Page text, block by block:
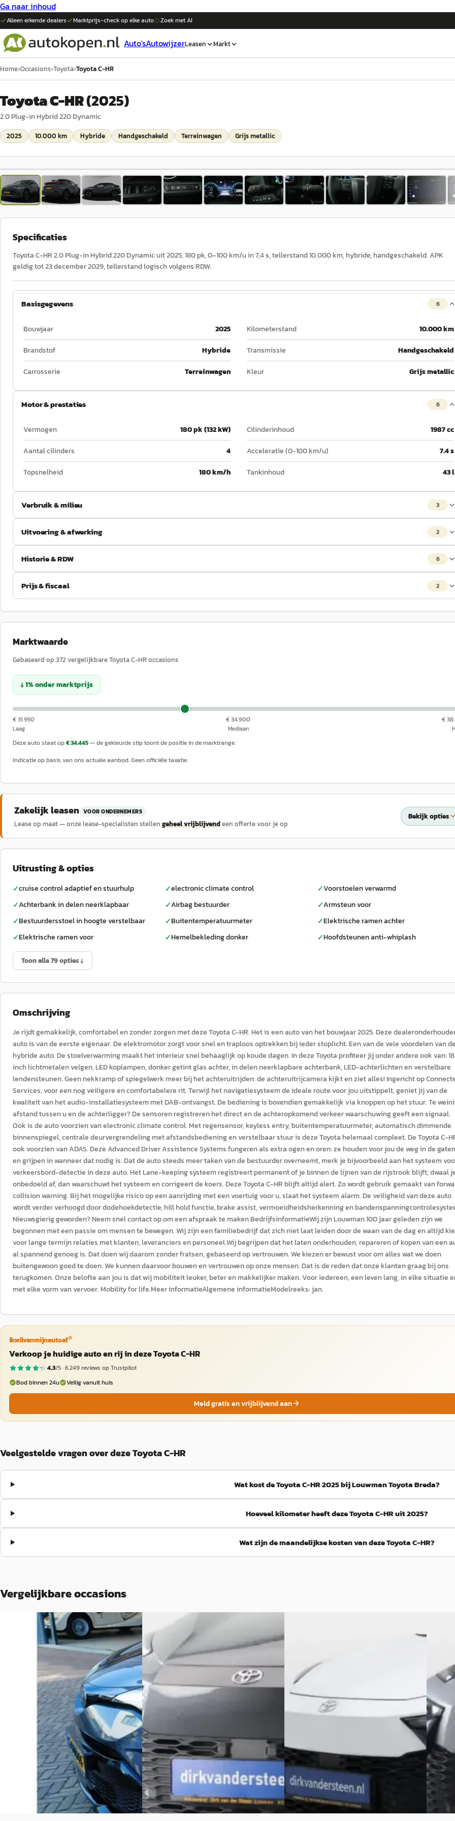
Ga naar inhoud
Alleen erkende dealers Marktprijs-check op elkeauto Zoek met AI
Auto'sAutowijzerLeasen Markt
Home›Occasions›Toyota›Toyota C-HR
Toyota C-HR(2025)
2.0 Plug-in Hybrid 220 Dynamic
2025 10.000 km Hybride Handgeschakeld Terreinwagen Grijs metallic
1
Specificaties
Toyota C-HR 2.0 Plug-in Hybrid 220 Dynamic uit 2025, 180 pk, 0–100 km/u in 7,4 s, tellerstand 10.000 km, hybride, handgeschakeld. APK
geldig tot 23 december 2029, tellerstand logisch volgens RDW.
Basisgegevens 6
Bouwjaar 2025 Kilometerstand
10.000 km
Brandstof
Hybride Transmissie
Handgeschakeld
Carrosserie
Terreinwagen Kleur Grijs metallic
Motor & prestaties 6
Vermogen 180 pk (132 kW) Cilinderinhoud
1987 cc
Aantal cilinders
4 Acceleratie (0-100 km/u)
7.4 s
Topsnelheid
180 km/h Tankinhoud 43 l
Verbruik & milieu 3
Uitvoering & afwerking 2
Historie & RDW 6
Prijs & fiscaal 2
Marktwaarde
Gebaseerd op 372 vergelijkbareToyotaC-HRoccasions
↓1%ondermarktprijs
€ 31.950
Laag
€ 34.900
Mediaan
€
Deze auto staat op€ 34.445— de gekleurde stip toont de positie in de marktrange.
Indicatie op basis van ons actuele aanbod. Geen officiële taxatie.
Zakelijk leasen VOOR ONDERNEMERS
Lease op maat — onze lease-specialisten stellen geheel vrijblijvendeen offerte voor je op
Bekijk opties
Uitrusting & opties
✓cruise control adaptief en stuurhulp ✓electronic climate control ✓Voorstoelen verwarmd
✓Achterbank in delen neerklapbaar ✓Airbag bestuurder ✓Armsteun voor
✓Bestuurdersstoel in hoogte verstelbaar ✓Buitentemperatuurmeter ✓Elektrische ramen achter
✓Elektrische ramen voor ✓Hemelbekleding donker ✓Hoofdsteunen anti-whiplash
Toon alle 79 opties ↓
Omschrijving
Je rijdt gemakkelijk, comfortabel en zonder zorgen met deze Toyota C-HR. Het is een auto van het bouwjaar 2025. Deze
auto is van de eerste eigenaar. De elektromotor zorgt voor snel en traploos optrekken bij ieder stoplicht. Een van de vele voordelen van
hybride auto. De stoelverwarming maakt het interieur snel behaaglijk op koude dagen. In deze Toyota profiteer jij onder andere ook van: 18
inch lichtmetalen velgen, LED koplampen, donker getint glas achter, in delen neerklapbare achterbank, LED-achterlichten en verstelbare
lendensteunen. Geen nekkramp of spiegelwerk meer bij het achteruitrijden: de achteruitrijcamera kijkt en ziet alles! Ingericht op
Services, voor een nog veiligere en comfortabelere rit. Terwijl het navigatiesysteem de ideale route voor jou uitstippelt, geniet jij van de
kwaliteit van het audio-installatiesysteem met DAB-ontvangst. De bediening is bovendien gemakkelijk via knoppen op het stuur. Te
afstand tussen u en de achterligger? De sensoren registreren het direct en de achteropkomend verkeer waarschuwing geeft een signaal.
Ook is de auto voorzien van electronic climate control. Met regensensor, keyless entry, buitentemperatuurmeter, automatisch dimmende
binnenspiegel, centrale deurvergrendeling met afstandsbediening en verstelbaar stuur is deze Toyota helemaal compleet. De Toyota C-
ook voorzien van ADAS. Deze Advanced Driver Assistence Systems fungeren als extra ogen en oren: ze houden voor jou de weg in de gaten
en grijpen in wanneer dat nodig is. Dat de auto steeds meer taken van de bestuurder overneemt, merk je bijvoorbeeld aan het systeem
verkeersbord-detectie in deze auto. Het Lane-keeping systeem registreert permanent of je binnen de lijnen van de rijstrook blijft; dwaal
onbedoeld af, dan waarschuwt het systeem en corrigeert de koers. Deze Toyota C-HR blijft altijd alert. Zo wordt gebruik gemaakt van
collision warning. Bij het mogelijke risico op een aanrijding met een voertuig voor u, slaat het systeem alarm. De veiligheid van deze auto
wordt verder verhoogd door dodehoekdetectie, hill hold functie, brake assist, vermoeidheidsherkenning en
Nieuwsgierig geworden? Neem snel contact op om een afspraak te maken.BedrijfsinformatieWij zijn Louwman.100 jaar geleden zijn we
begonnen met een passie om mensen te bewegen. Wij zijn een familiebedrijf dat zich niet laat leiden door de waan van de dag en altijd
voor lange termijn relaties met klanten, leveranciers en personeel.Wij begrijpen dat het laten onderhouden, repareren of kopen van een
al spannend genoeg is. Dat doen wij daarom zonder fratsen, gebaseerd op vertrouwen. We kiezen er bewust voor om alles wat we doen
buitengewoon goed te doen. We kunnen daarvoor bouwen en vertrouwen op onze mensen. Dat is de reden dat onze klanten graag bij ons
terugkomen. Onze belofte aan jou is dat wij mobiliteit leuker, beter en makkelijker maken. Voor iedereen, een leven lang, in elke situatie
met elke vorm van vervoer. Mobility for life.Meer informatieAlgemene informatieModelreeks: jan.
ikwilvanmijnautoaf®
Verkoop je huidige auto en rij in deze Toyota C-HR
4,3/5 ·6.249reviews op Trustpilot
Bod binnen 24u
Veilig vanuit huis
Meld gratis en vrijblijvend aan
Veelgestelde vragen over deze Toyota C-HR
Wat kost de Toyota C-HR 2025 bij Louwman Toyota Breda?
Hoeveel kilometer heeft deze Toyota C-HR uit 2025?
Wat zijn de maandelijkse kosten van deze Toyota C-HR?
Vergelijkbare occasions
Toyota C-HR·2023
2.0 Hybrid Gr-Sport
v.a. € 590/mnd
Marktconform
2023 · 49.622 km · Hybride · Automaat
Autobedrijf Lantinga V.O.F.· Uithuizen
Bekijk aanbieding →
Toyota C-HR
2.0 Plug-in Hybrid 220 Style
€ 36.850
v.a. € 781/mnd
Boven markt
2026 · 1 km · Hybride · Automaat
Autobedrijf Dirk van der Steen
Limmen
Bekijk aanbieding →
Vergelijk
€ 35.950
v.a. € 762/mnd
Boven markt
Autobedrijf Dirk van der Steen·
Limmen
Bekijk aanbieding →
Vergelijk
2.0
€
v.a. €
Boven
2025 ·
Limmen
Bekijk
Vergelijk